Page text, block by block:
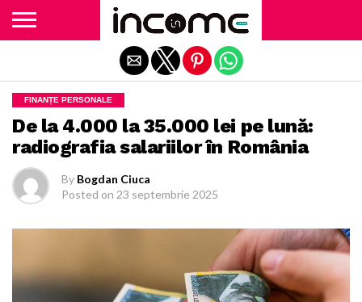
FINANȚE PERSONALE
De la 4.000 la 35.000 lei pe lună:
radiografia salariilor în România
By Bogdan Ciuca
Posted on 23 septembrie 2025
Exit mobile version